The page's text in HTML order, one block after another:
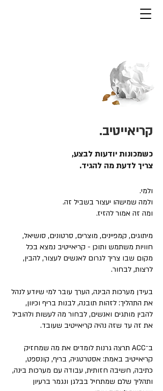
קריאייטיב.
כשמכונות יודעות לבצע,
צריך לדעת מה להגיד.
ולמי.
ולמה שמישהו יעצור בשביל זה.
ומה זה אמור להזיז.
מיתוגים, קמפיינים, מוצרים, סרטונים, סושיאל,
חוויות משתמש ותוכן - קריאייטיב נמצא בכל
מקום שבו צריך לגרום לאנשים לעצור, להבין,
לרצות, לבחור.
בעידן מערכות הבינה, הערך עובר למי שיודע לנהל
את התהליך: לזהות תובנה, לבנות בריף וכיוון,
להבין מותגים ואנשים, לבחור מה לעשות ולהוביל
את זה עד שזה נהיה קריאייטיב שעובד.
ב־ACC תרצה גרנות לומדים את מה שמחזיק
קריאייטיב באמת: אסטרטגיה, בריף, קונספט,
כתיבה, חשיבה חזותית, עבודה עם מערכות בינה,
ותהליך שלם שמתחיל בבלגן ונגמר ברעיון